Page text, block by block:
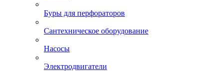
Буры для перфораторов
Сантехническое оборудование
Насосы
Электродвигатели